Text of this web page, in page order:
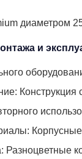
диаметром
и
Конструкция
Корпусные
Разноцветные